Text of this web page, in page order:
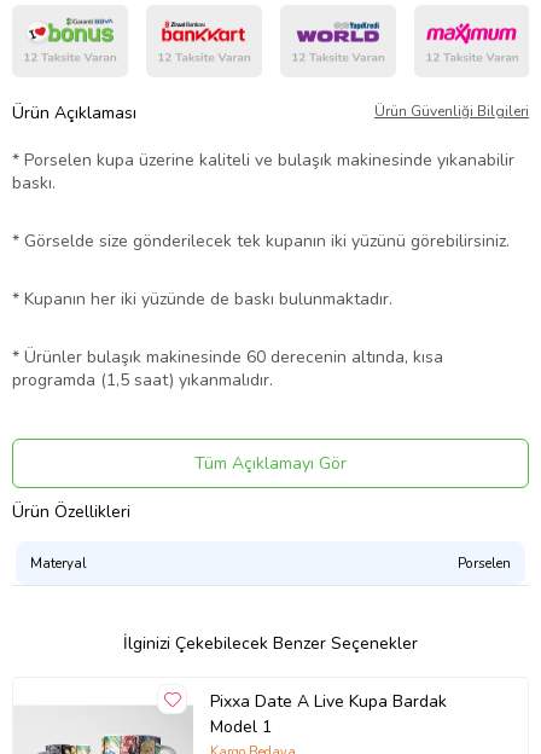
Ürün Açıklaması Ürün Güvenliği Bilgileri
* Porselen kupa üzerine kaliteli ve bulaşık makinesinde yıkanabilir
baskı.
* Görselde size gönderilecek tek kupanın iki yüzünü görebilirsiniz.
* Kupanın her iki yüzünde de baskı bulunmaktadır.
* Ürünler bulaşık makinesinde 60 derecenin altında, kısa
programda (1,5 saat) yıkanmalıdır.
* Kupalarımız kargoda kırılmayacak şekilde, özenle
* Farklı tasarımlar için diğer ürünlerimize göz atabilirsiniz.
* Adet fiyatıdır.
Tüm Açıklamayı Gör
Ürün Özellikleri
Materyal Porselen
İlginizi Çekebilecek Benzer Seçenekler
Pixxa Date A Live Kupa Bardak
Model 1